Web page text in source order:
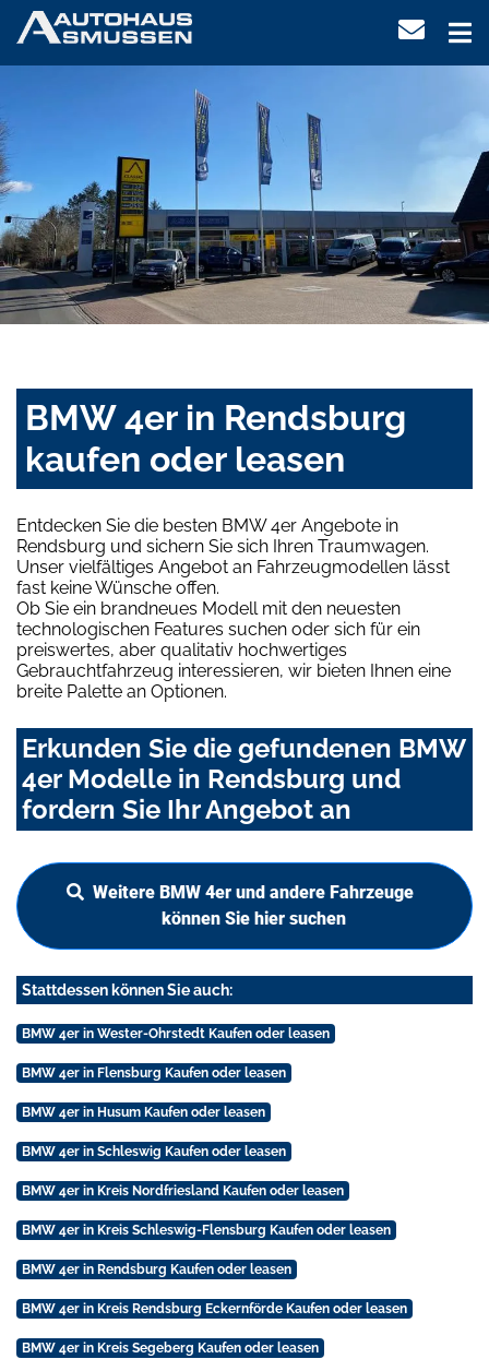
BMW 4er in Rendsburg
kaufen oder leasen
Entdecken Sie die besten BMW 4er Angebote in
Rendsburg und sichern Sie sich Ihren Traumwagen.
Unser vielfältiges Angebot an Fahrzeugmodellen lässt
fast keine Wünsche offen.
Ob Sie ein brandneues Modell mit den neuesten
technologischen Features suchen oder sich für ein
preiswertes, aber qualitativ hochwertiges
Gebrauchtfahrzeug interessieren, wir bieten Ihnen eine
breite Palette an Optionen.
Erkunden Sie die gefundenen BMW
4er Modelle in Rendsburg und
fordern Sie Ihr Angebot an
Weitere BMW 4er und andere Fahrzeuge
können Sie hier suchen
Stattdessen können Sie auch:
BMW 4er in Wester-Ohrstedt Kaufen oder leasen
BMW 4er in Flensburg Kaufen oder leasen
BMW 4er in Husum Kaufen oder leasen
BMW 4er in Schleswig Kaufen oder leasen
BMW 4er in Kreis Nordfriesland Kaufen oder leasen
BMW 4er in Kreis Schleswig-Flensburg Kaufen oder leasen
BMW 4er in Rendsburg Kaufen oder leasen
BMW 4er in Kreis Rendsburg Eckernförde Kaufen oder leasen
BMW 4er in Kreis Segeberg Kaufen oder leasen